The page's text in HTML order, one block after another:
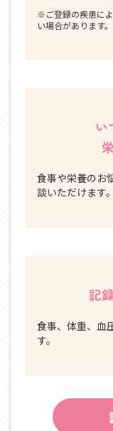
※ご登録の疾患に
い場合があります。
い
食事や栄養のお
談いただけます。
記
食事、体重、血
す。